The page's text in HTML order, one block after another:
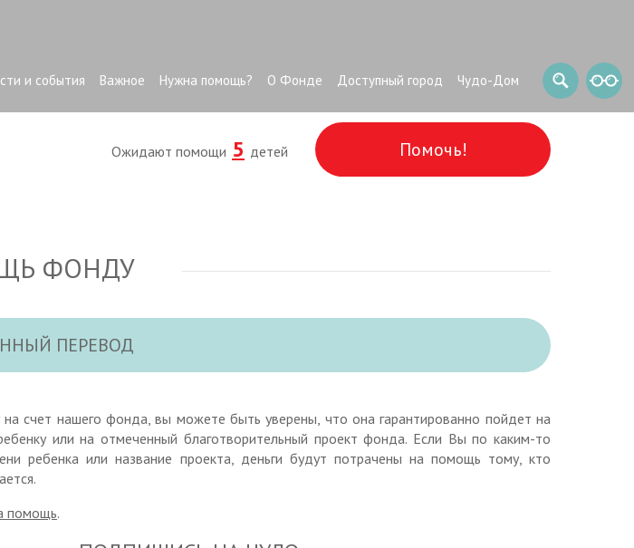
и события Важное Нужна помощь? О Фонде Доступный город Чудо-Дом
Ожидают помощи 5 детей Помочь!
ФОНДУ
ПЕРЕВОД
счет нашего фонда, вы можете быть уверены, что она гарантированно пойдет на
или на отмеченный благотворительный проект фонда. Если Вы по каким-то
ребенка или название проекта, деньги будут потрачены на помощь тому, кто
помощь.